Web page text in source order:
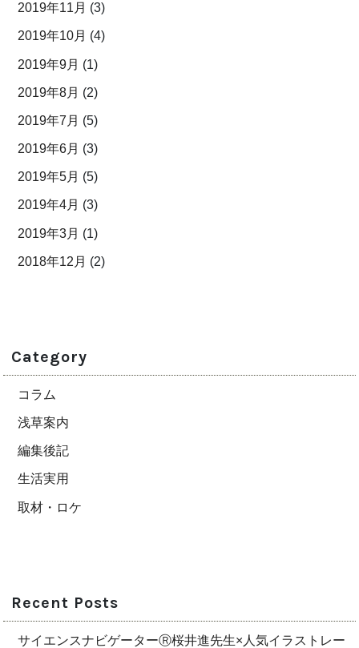
2019年11月 (3)
2019年10月 (4)
2019年9月 (1)
2019年8月 (2)
2019年7月 (5)
2019年6月 (3)
2019年5月 (5)
2019年4月 (3)
2019年3月 (1)
2018年12月 (2)
Category
コラム
浅草案内
編集後記
生活実用
取材・ロケ
Recent Posts
サイエンスナビゲーターⓇ桜井進先生×人気イラストレー